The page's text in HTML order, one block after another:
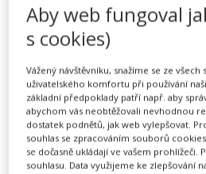
Předplatné na 7 dní
Možnost vytvořit až 5 dokumentů
Vyplnit
Výpověď ze strany
Aby web fungoval
s cookies)
Vážený návštěvníku, snažíme se ze
uživatelského komfortu při používání
základní předpoklady patří např. aby
abychom vás neobtěžovali nevhodnou
dostatek podnětů, jak web vylepšovat.
souhlas se zpracováním souborů
se dočasně ukládají ve vašem prohlížeči.
souhlasu. Data využijeme ke zlepšování